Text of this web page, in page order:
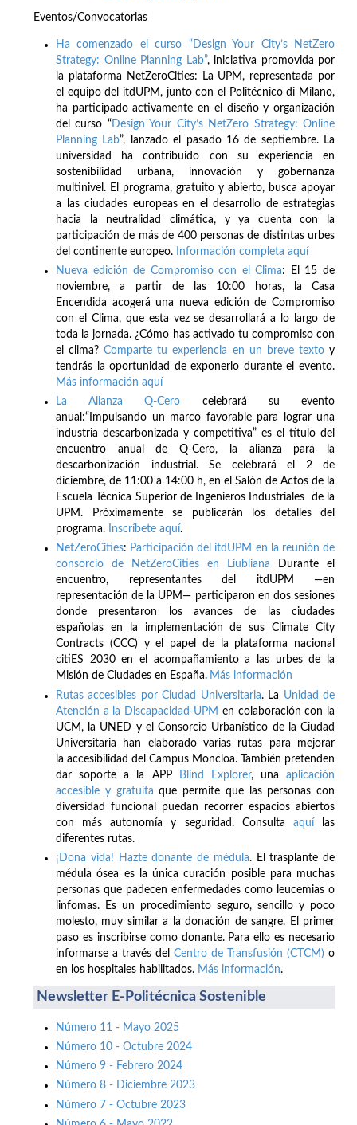
Eventos/Convocatorias
Ha comenzado el curso “Design Your City’s NetZero
Strategy: Online Planning Lab”, iniciativa promovida por
la plataforma NetZeroCities: La UPM, representada por
el equipo del itdUPM, junto con el Politécnico di Milano,
ha participado activamente en el diseño y organización
del curso “Design Your City’s NetZero Strategy: Online
Planning Lab”, lanzado el pasado 16 de septiembre. La
universidad ha contribuido con su experiencia en
sostenibilidad urbana, innovación y gobernanza
multinivel. El programa, gratuito y abierto, busca apoyar
a las ciudades europeas en el desarrollo de estrategias
hacia la neutralidad climática, y ya cuenta con la
participación de más de 400 personas de distintas urbes
del continente europeo.
Información completa aquí
Nueva edición de Compromiso con el Clima: El 15 de
noviembre, a partir de las 10:00 horas, la Casa
Encendida acogerá una nueva edición de Compromiso
con el Clima, que esta vez se desarrollará a lo largo de
toda la jornada. ¿Cómo has activado tu compromiso con
el clima?Comparte tu experiencia en un breve textoy
tendrás la oportunidad de exponerlo durante el evento.
Más información aquí
La Alianza Q-Cero celebrará su evento
anual:“Impulsando un marco favorable para lograr una
industria descarbonizada y competitiva” es el título del
encuentro anual de Q-Cero, la alianza para la
descarbonización industrial. Se celebrará el 2 de
diciembre, de 11:00 a 14:00 h, en el Salón de Actos de la
Escuela Técnica Superior de Ingenieros Industriales de la
UPM. Próximamente se publicarán los detalles del
programa.
Inscríbete aquí.
NetZeroCities: Participación del itdUPM en la reunión de
consorcio de NetZeroCities en Liubliana Durante el
encuentro, representantes del itdUPM —en
representación de la UPM— participaron en dos sesiones
donde presentaron los avances de las ciudades
españolas en la implementación de sus Climate City
Contracts (CCC) y el papel de la plataforma nacional
citiES 2030 en el acompañamiento a las urbes de la
Misión de Ciudades en España. Más información
Rutas accesibles por Ciudad Universitaria. La Unidad de
Atención a la Discapacidad-UPM en colaboración con la
UCM, la UNED y el Consorcio Urbanístico de la Ciudad
Universitaria han elaborado varias rutas para mejorar
la accesibilidad del Campus Moncloa. También pretenden
dar soporte a la APP
Blind Explorer, una aplicación
accesible y gratuita que permite que las personas con
diversidad funcional puedan recorrer espacios abiertos
con más autonomía y seguridad. Consulta aquílas
diferentes rutas.
¡Dona vida! Hazte donante de médula. El trasplante de
médula ósea es la única curación posible para muchas
personas que padecen enfermedades como leucemias o
linfomas. Es un procedimiento seguro, sencillo y poco
molesto, muy similar a la donación de sangre. El primer
paso es inscribirse como donante. Para ello es necesario
informarse a través del Centro de Transfusión (CTCM) o
en los hospitales habilitados. Más información.
Newsletter E-Politécnica Sostenible
Número 11 - Mayo 2025
Número 10 - Octubre 2024
Número 9 - Febrero 2024
Número 8 - Diciembre 2023
Número 7 - Octubre 2023